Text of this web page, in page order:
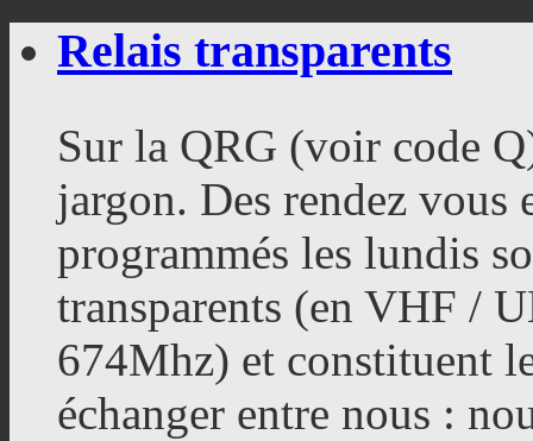
Relais transparents
Sur la QRG (voir code
jargon. Des rendez
programmés les lundis
transparents (en VHF /
674Mhz) et constituent
échanger entre nous :